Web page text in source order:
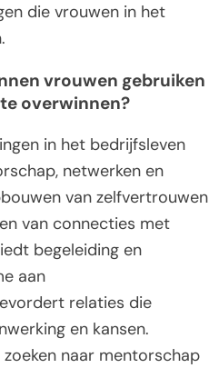
die vrouwen in het
vrouwen gebruiken
overwinnen?
in het bedrijfsleven
netwerken en
van zelfvertrouwen
van connecties met
begeleiding en
aan
relaties die
en kansen.
naar mentorschap